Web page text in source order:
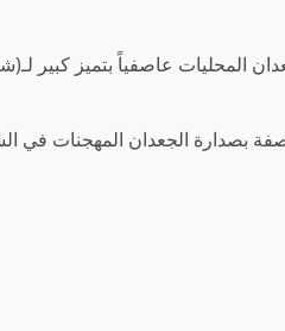
المحليات عاصفياً بتميز كبير
الجعدان المهجنات في الشوط